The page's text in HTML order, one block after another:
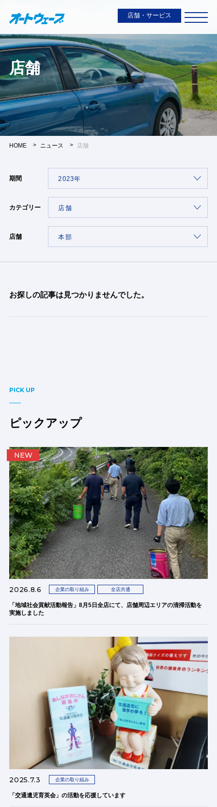
店舗・サービス
店舗
HOME ニュース 店舗
期間
カテゴリー
店舗
お探しの記事は見つかりませんでした。
PICK UP
ピックアップ
2026.8.6 企業の取り組み 全店共通
「地域社会貢献活動報告」8月5日全店にて、店舗周辺エリアの清掃活動を
実施しました
NEW
2025.7.3 企業の取り組み
「交通遺児育英会」の活動を応援しています